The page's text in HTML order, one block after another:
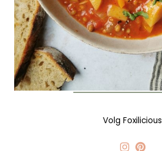
Volg Foxilicious